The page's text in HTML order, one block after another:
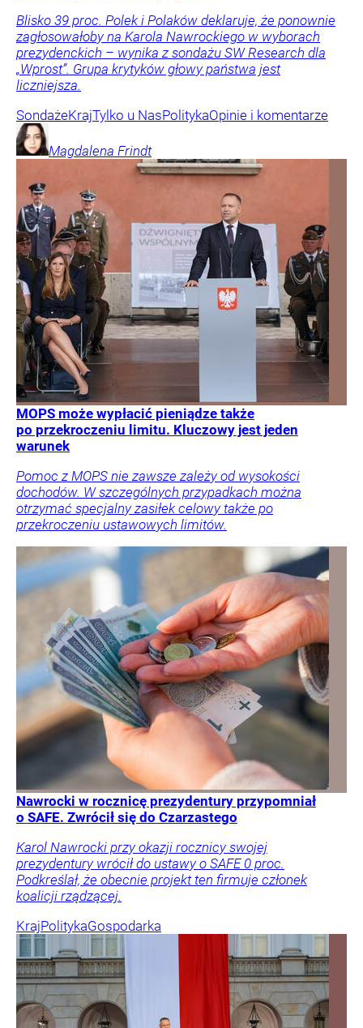
Blisko 39 proc. Polek i Polaków deklaruje, że ponownie
zagłosowałoby na Karola Nawrockiego w wyborach
prezydenckich – wynika z sondażu SW Research dla
„Wprost”. Grupa krytyków głowy państwa jest
liczniejsza.
SondażeKrajTylko u NasPolitykaOpinie i komentarze
Magdalena Frindt
MOPS może wypłacić pieniądze także
po przekroczeniu limitu. Kluczowy jest jeden
warunek
Pomoc z MOPS nie zawsze zależy od wysokości
dochodów. W szczególnych przypadkach można
otrzymać specjalny zasiłek celowy także po
przekroczeniu ustawowych limitów.
Nawrocki w rocznicę prezydentury przypomniał
o SAFE. Zwrócił się do Czarzastego
Karol Nawrocki przy okazji rocznicy swojej
prezydentury wrócił do ustawy o SAFE 0 proc.
Podkreślał, że obecnie projekt ten firmuje członek
koalicji rządzącej.
KrajPolitykaGospodarka